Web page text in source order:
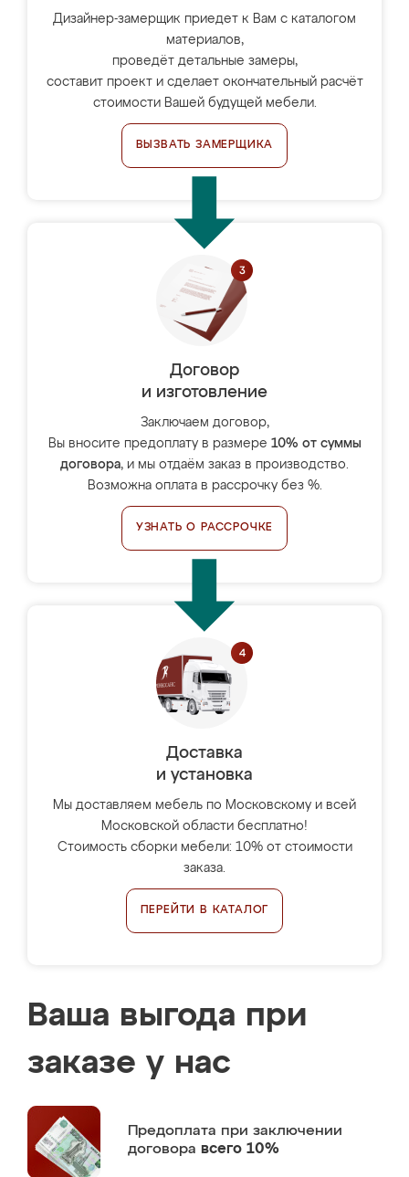
Дизайнер-замерщик приедет к Вам с каталогом
материалов,
проведёт детальные замеры,
составит проект и сделает окончательный расчёт
стоимости Вашей будущей мебели.
ВЫЗВАТЬ ЗАМЕРЩИКА
Договор
и изготовление
Заключаем договор,
Вы вносите предоплату в размере 10% от суммы
договора, и мы отдаём заказ в производство.
Возможна оплата в рассрочку без %.
УЗНАТЬ О РАССРОЧКЕ
Доставка
и установка
Мы доставляем мебель по Московскому и всей
Московской области бесплатно!
Стоимость сборки мебели: 10% от стоимости
заказа.
ПЕРЕЙТИ В КАТАЛОГ
Ваша выгода при
заказе у нас
Предоплата при заключении
договора всего 10%